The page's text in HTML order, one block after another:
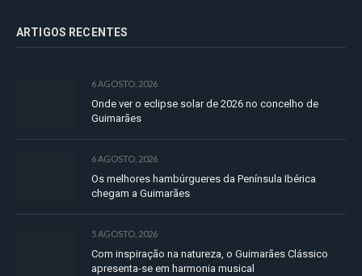
ARTIGOS RECENTES
6 AGOSTO, 2026
Onde ver o eclipse solar de 2026 no concelho de
Guimarães
6 AGOSTO, 2026
Os melhores hambúrgueres da Península Ibérica
chegam a Guimarães
5 AGOSTO, 2026
Com inspiração na natureza, o Guimarães Clássico
apresenta-se em harmonia musical